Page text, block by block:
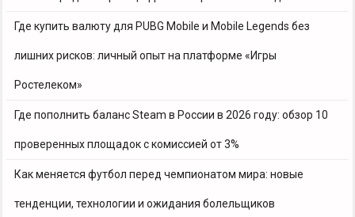
Где купить валюту для PUBG Mobile и Mobile Legends без
лишних рисков: личный опыт на платформе «Игры
Ростелеком»
Где пополнить баланс Steam в России в 2026 году: обзор 10
проверенных площадок с комиссией от 3%
Как меняется футбол перед чемпионатом мира: новые
тенденции, технологии и ожидания болельщиков